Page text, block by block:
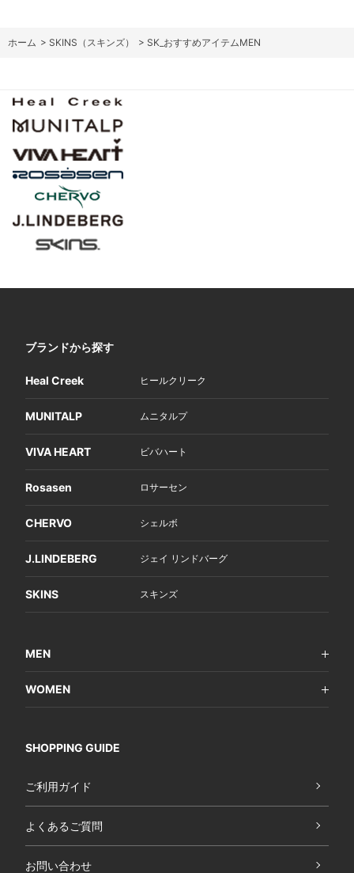
ホーム > SKINS（スキンズ） > SK_おすすめアイテムMEN
ブランドから探す
Heal Creek ヒールクリーク
MUNITALP ムニタルプ
VIVA HEART ビバハート
Rosasen ロサーセン
CHERVO シェルボ
J.LINDEBERG ジェイ リンドバーグ
SKINS スキンズ
MEN
WOMEN
SHOPPING GUIDE
ご利用ガイド
よくあるご質問
お問い合わせ